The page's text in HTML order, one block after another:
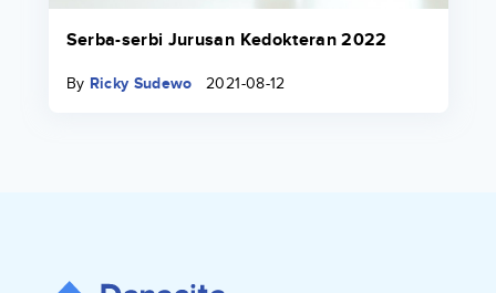
Serba-serbi Jurusan Kedokteran 2022
By Ricky Sudewo 2021-08-12